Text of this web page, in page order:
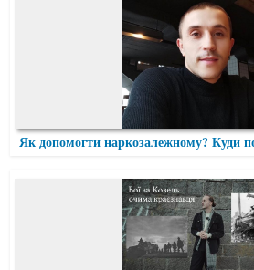
Як допомогти наркозалежному? Куди